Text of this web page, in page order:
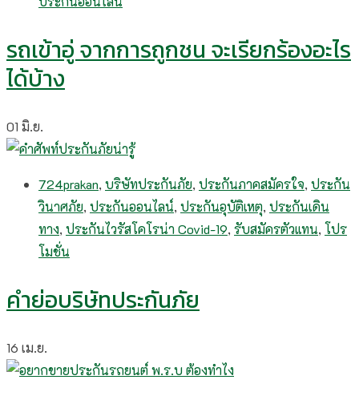
รถเข้าอู่ จากการถูกชน จะเรียกร้องอะไร
ได้บ้าง
01 มิ.ย.
724prakan, บริษัทประกันภัย, ประกันภาคสมัครใจ, ประกัน
วินาศภัย, ประกันออนไลน์, ประกันอุบัติเหตุ, ประกันเดิน
ทาง, ประกันไวรัสโคโรน่า Covid-19, รับสมัครตัวแทน, โปร
โมชั่น
คำย่อบริษัทประกันภัย
16 เม.ย.